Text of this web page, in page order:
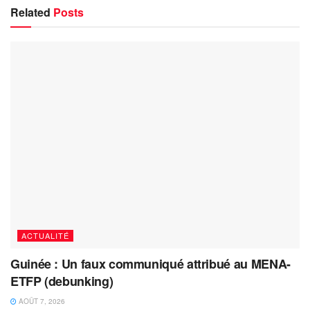
Related Posts
ACTUALITÉ
Guinée : Un faux communiqué attribué au MENA-
ETFP (debunking)
AOÛT 7, 2026